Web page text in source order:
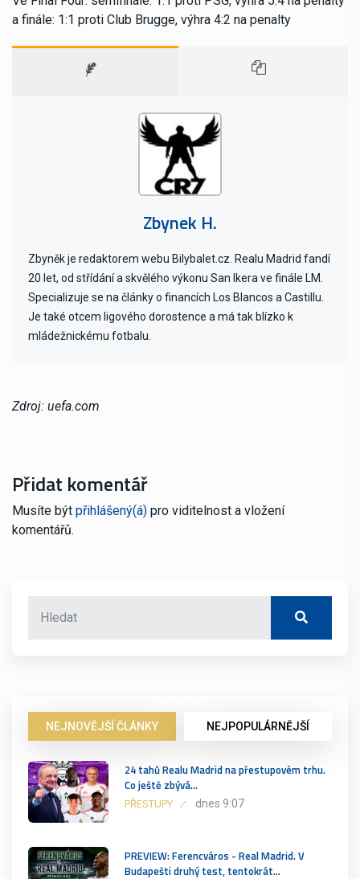
a finále: 1:1 proti Club Brugge, výhra 4:2 na penalty
Zbynek H.
Zbyněk je redaktorem webu Bilybalet.cz. Realu Madrid fandí
20 let, od střídání a skvělého výkonu San Ikera ve finále LM.
Specializuje se na články o financích Los Blancos a Castillu.
Je také otcem ligového dorostence a má tak blízko k
mládežnickému fotbalu.
Zdroj: uefa.com
Přidat komentář
Musíte být přihlášený(á) pro viditelnost a vložení
komentářů.
NEJNOVĚJŠÍ ČLÁNKY NEJPOPULÁRNĚJŠÍ
24 tahů Realu Madrid na přestupovém trhu.
Co ještě zbývá…
PŘESTUPY dnes 9:07
PREVIEW: Ferencváros - Real Madrid. V
Budapešti druhý test, tentokrát…